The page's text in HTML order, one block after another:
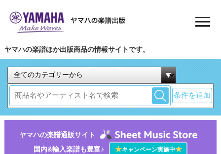
ヤマハの楽譜ほか出版商品の情報サイトです。
条件を追加
ヤマハの楽譜通販サイト
国内&輸入楽譜も豊富♪
★キャンペーン実施中★